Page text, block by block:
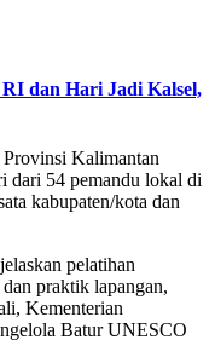
dan Hari Jadi Kalsel,
Kalimantan
dari 54 pemandu lokal di
kabupaten/kota dan
pelatihan
praktik lapangan,
Kementerian
Batur UNESCO